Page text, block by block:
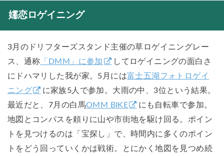
嬬恋ロゲイニング
3月のドリフターズスタンド主催の草ロゲイニングレー
ス、通称 「DMM」に参加
してロゲイニングの面白さ
にドハマリした我が家。5月には富士五湖フォトロゲイ
ニング
に家族5人で参加。大雨の中、3位という結果。
最近だと、7月の白馬OMM BIKE
にも自転車で参加。
地図とコンパスを頼りに山や市街地を駆け回る。ポイン
トを見つけるのは「宝探し」で、時間内に多くのポイン
トをどう回っていくかは戦術。とにかく地図を見つめ続